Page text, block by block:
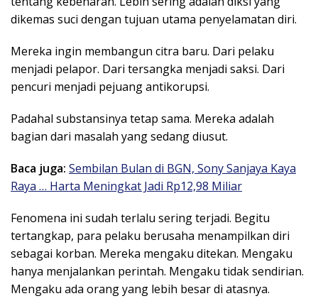
dikemas suci dengan tujuan utama penyelamatan diri.
Mereka ingin membangun citra baru. Dari pelaku
menjadi pelapor. Dari tersangka menjadi saksi. Dari
pencuri menjadi pejuang antikorupsi.
Padahal substansinya tetap sama. Mereka adalah
bagian dari masalah yang sedang diusut.
Baca juga: Sembilan Bulan di BGN, Sony Sanjaya Kaya
Raya … Harta Meningkat Jadi Rp12,98 Miliar
Fenomena ini sudah terlalu sering terjadi. Begitu
tertangkap, para pelaku berusaha menampilkan diri
sebagai korban. Mereka mengaku ditekan. Mengaku
hanya menjalankan perintah. Mengaku tidak sendirian.
Mengaku ada orang yang lebih besar di atasnya.